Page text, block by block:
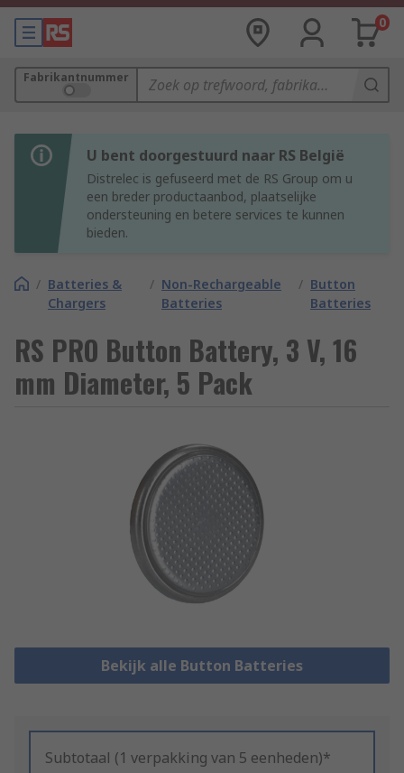
0
Fabrikantnummer
U bent doorgestuurd naar RS België
Distrelec is gefuseerd met de RS Group om u
een breder productaanbod, plaatselijke
ondersteuning en betere services te kunnen
bieden.
/ Batteries &
Chargers
/ Non-Rechargeable
Batteries
/ Button
Batteries
RS PRO Button Battery, 3 V, 16
mm Diameter, 5 Pack
Bekijk alle Button Batteries
Subtotaal (1 verpakking van 5 eenheden)*